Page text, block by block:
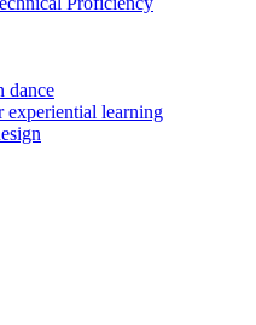
dance
learning